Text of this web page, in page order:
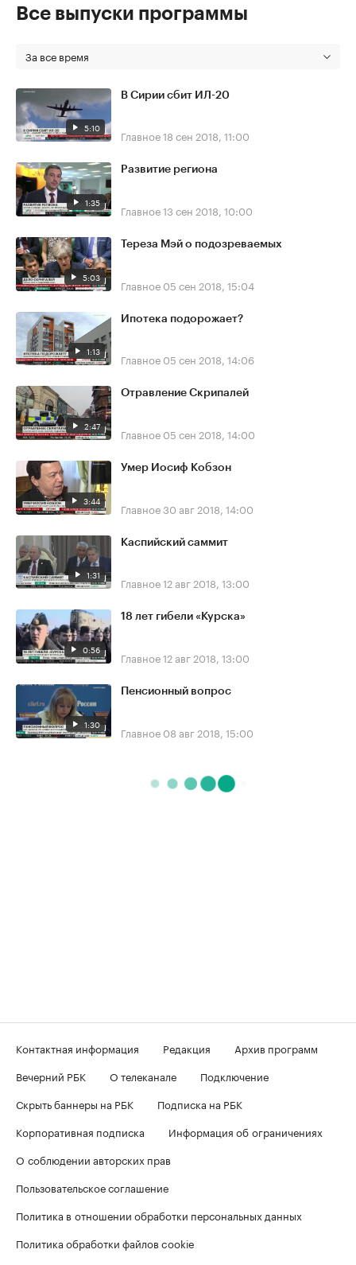
Все выпуски программы
За все время
5:10
В Сирии сбит ИЛ-20
Главное18 сен 2018, 11:00
1:35
Развитие региона
Главное13 сен 2018, 10:00
5:03
Тереза Мэй о подозреваемых
Главное 05 сен 2018, 15:04
1:13
Ипотека подорожает?
Главное 05 сен 2018, 14:06
2:47
Отравление Скрипалей
Главное 05 сен 2018, 14:00
3:44
Умер Иосиф Кобзон
Главное30 авг 2018, 14:00
1:31
Каспийский саммит
Главное12 авг 2018, 13:00
0:56
18 лет гибели «Курска»
Главное12 авг 2018, 13:00
1:30
Пенсионный вопрос
Главное 08 авг 2018, 15:00
Контактная информация Редакция
Архив программ
Вечерний РБК
О телеканале
Подключение
Скрыть баннеры на РБК
Подписка на РБК
Корпоративная подписка
Информация об ограничениях
О соблюдении авторских прав
Пользовательское соглашение
Политика в отношении обработки персональных данных
Политика обработки файлов cookie